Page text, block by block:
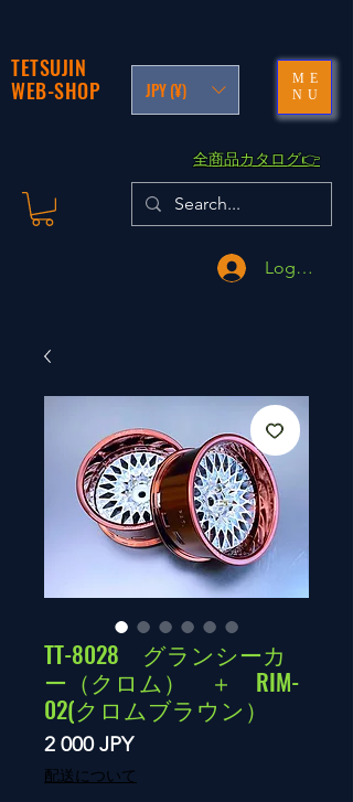
TETSUJIN
WEB-SHOP
JPY (¥)
ME
NU
​全商品カタログ👉
Logga in
TT-8028 グランシーカ
ー（クロム） ＋ RIM-
02(クロムブラウン）
2 000 JPYPris
配送について